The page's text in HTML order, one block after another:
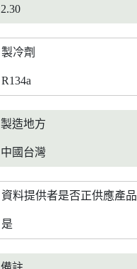
2.30
製冷劑
R134a
製造地方
中國台灣
資料提供者是否正供應產品
是